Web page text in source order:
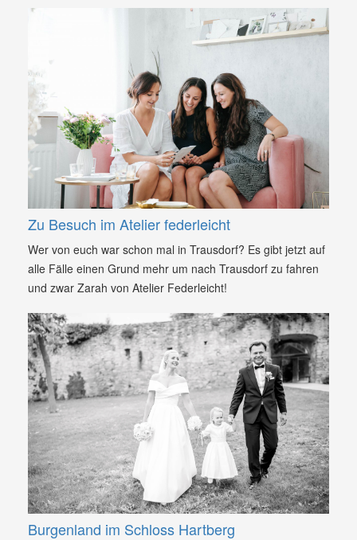
Zu Besuch im Atelier federleicht
Wer von euch war schon mal in Trausdorf? Es gibt jetzt auf
alle Fälle einen Grund mehr um nach Trausdorf zu fahren
und zwar Zarah von Atelier Federleicht!
Burgenland im Schloss Hartberg